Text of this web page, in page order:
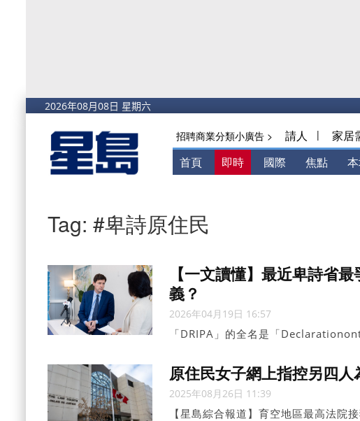
招聘商業分類小廣告 > 請人 | 家居
首頁 即時 國際 焦點
Tag: #卑詩原住民
【一文讀懂】最近卑詩省
義？
2026年04月19日 16:57
「DRIPA」的全名是「
原住民女子網上指控另四
2025年08月26日 11:39
【星島綜合報道】育空地區最高法院